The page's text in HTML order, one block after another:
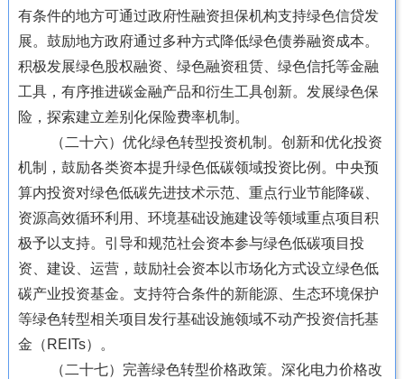
有条件的地方可通过政府性融资担保机构支持绿色信贷发
展。鼓励地方政府通过多种方式降低绿色债券融资成本。
积极发展绿色股权融资、绿色融资租赁、绿色信托等金融
工具，有序推进碳金融产品和衍生工具创新。发展绿色保
险，探索建立差别化保险费率机制。
（二十六）优化绿色转型投资机制。创新和优化投资
机制，鼓励各类资本提升绿色低碳领域投资比例。中央预
算内投资对绿色低碳先进技术示范、重点行业节能降碳、
资源高效循环利用、环境基础设施建设等领域重点项目积
极予以支持。引导和规范社会资本参与绿色低碳项目投
资、建设、运营，鼓励社会资本以市场化方式设立绿色低
碳产业投资基金。支持符合条件的新能源、生态环境保护
等绿色转型相关项目发行基础设施领域不动产投资信托基
金（REITs）。
（二十七）完善绿色转型价格政策。深化电力价格改